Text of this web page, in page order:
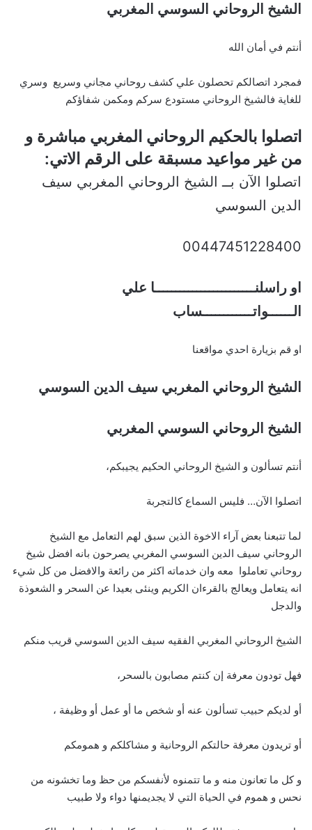
الشيخ الروحاني السوسي المغربي
أنتم في أمان الله
فمجرد اتصالكم تحصلون علي كشف روحاني مجاني وسريع وسري
للغاية فالشيخ الروحاني مستودع سركم ومكمن شفاؤكم
اتصلوا بالحكيم الروحاني المغربي مباشرة و
من غير مواعيد مسبقة على الرقم الاتي:
اتصلوا الآن بــ الشيخ الروحاني المغربي سيف
الدين السوسي
00447451228400
او راسلنــــــــــــــــــــــــا علي
الــــــواتــــــــــــساب
او قم بزيارة احدي مواقعنا
الشيخ الروحاني المغربي سيف الدين السوسي
الشيخ الروحاني السوسي المغربي
أنتم تسألون و الشيخ الروحاني الحكيم يجيبكم،
اتصلوا الآن… فليس السماع كالتجربة
لما تتبعنا بعض آراء الاخوة الذين سبق لهم التعامل مع الشيخ
الروحاني سيف الدين السوسي المغربي يصرحون بانه افضل شيخ
روحاني تعاملوا معه وان خدماته اكثر من رائعة والافضل من كل شيء
انه يتعامل ويعالج بالقرءان الكريم وينئى بعيدا عن السحر و الشعوذة
والدجل
الشيخ الروحاني المغربي الفقيه سيف الدين السوسي قريب منكم
فهل تودون معرفة إن كنتم مصابون بالسحر،
أو لديكم حبيب تسألون عنه أو شخص ما أو عمل أو وظيفة ،
أو تريدون معرفة حالتكم الروحانية و مشاكلكم و همومكم
و كل ما تعانون منه و ما تتمنوه لأنفسكم من حظ وما تخشونه من
نحس و هموم في الحياة التي لا يجديمنها دواء ولا طبيب